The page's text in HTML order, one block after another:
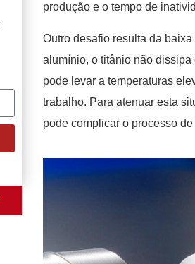
produção e o tempo de
Outro desafio resulta da
alumínio, o titânio não
pode levar a temperaturas
trabalho. Para atenuar esta
pode complicar o processo